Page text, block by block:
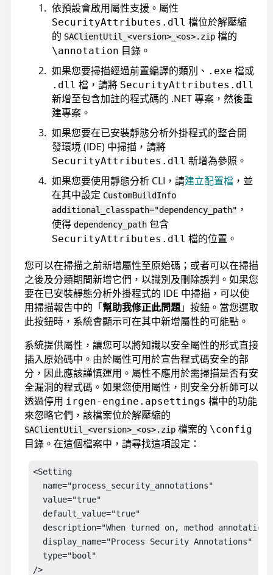
依預設會啟用屬性支援。屬性
SecurityAttributes.dll 檔位於解壓縮
的 SAClientUtil_<version>_<os>.zip 檔的
\annotation 目錄。
如果您要掃描經過前置編譯的類別、 .exe 檔或
.dll 檔，請將 SecurityAttributes.dll
新增至包含加註的程式碼的 .NET 專案，然後重
建專案。
如果您要在已安裝靜態分析外掛程式的整合開
發環境 (IDE) 中掃描，請將
SecurityAttributes.dll 新增為參照。
如果您要使用靜態分析 CLI，請建立配置檔 ，並
在其中設定 CustomBuildInfo
additional_classpath="dependency_path" ，
使得 dependency_path 包含
SecurityAttributes.dll 檔的位置。
您可以在掃描之前新增屬性至原始碼；或者可以在掃描
之後及分類期間新增它們，以識別及刪除誤判。如果您
要在已安裝靜態分析外掛程式的 IDE 中掃描，可以使
用掃描報告中的「幫助我修正此問題」按鈕。當您選取
此按鈕時，系統會顯示可在其中新增屬性的可能點。
系統提供屬性，讓您可以將知識以安全屬性的形式直接
插入原始碼中。由於屬性可用於宣告程式碼安全的部
分，因此應該謹慎運用。屬性不應用於需掃描是否有安
全漏洞的程式碼。如果您使用屬性，則安全分析師可以
透過停用 irgen-engine.apsettings 檔中的功能
來忽略它們，該檔案位於解壓縮的
SAClientUtil_<version>_<os>.zip 檔案的 \config
目錄。在這個檔案中，請尋找這項設定：
<Setting
  name="process_security_annotations"
  value="true"
  default_value="true"
description="When turned on, method
  display_name="Process Security Annotations"
  type="bool"
/>